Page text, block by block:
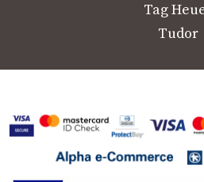
Tag
Tudor